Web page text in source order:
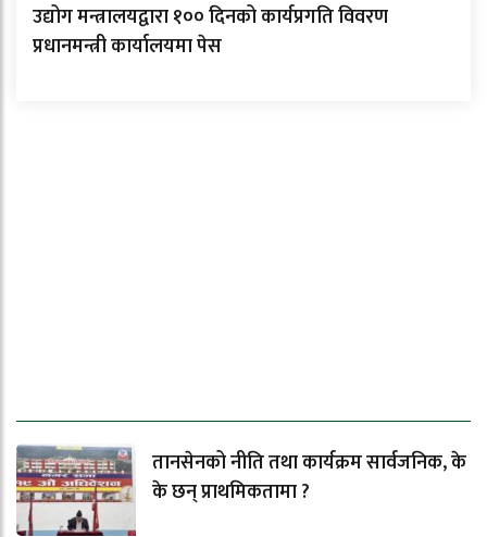
उद्योग मन्त्रालयद्वारा १०० दिनको कार्यप्रगति विवरण
प्रधानमन्त्री कार्यालयमा पेस
तानसेनको नीति तथा कार्यक्रम सार्वजनिक, के
के छन् प्राथमिकतामा ?